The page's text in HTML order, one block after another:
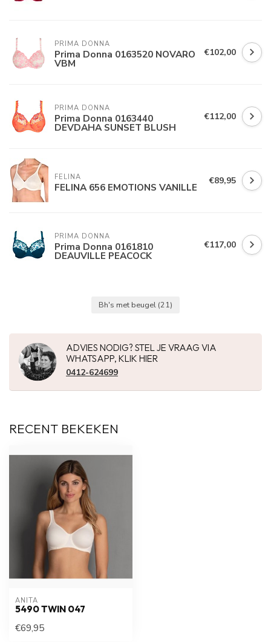
PRIMA DONNA
Prima Donna 0163520 NOVARO
VBM
€102,00
PRIMA DONNA
Prima Donna 0163440
DEVDAHA SUNSET BLUSH
€112,00
FELINA
FELINA 656 EMOTIONS VANILLE €89,95
PRIMA DONNA
Prima Donna 0161810
DEAUVILLE PEACOCK
€117,00
Bh's met beugel (21)
ADVIES NODIG? STEL JE VRAAG VIA
WHATSAPP, KLIK HIER
0412-624699
RECENT BEKEKEN
ANITA
5490 TWIN 047
€69,95